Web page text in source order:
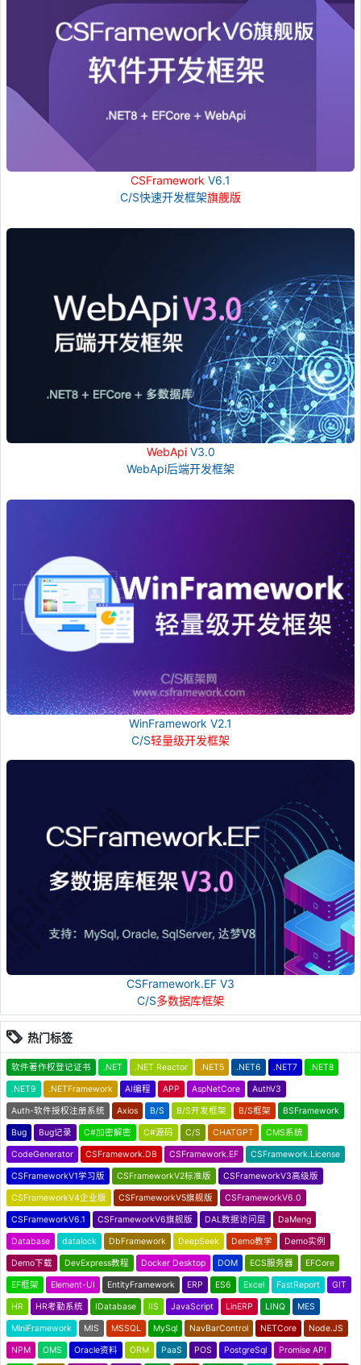
CSFramework V6.1
C/S快速开发框架旗舰版
WebApiV3.0
WebApi后端开发框架
WinFramework V2.1
C/S轻量级开发框架
CSFramework.EF V3
C/S多数据库框架
热门标签
软件著作权登记证书 .NET .NET Reactor .NET5 .NET6 .NET7 .NET8
.NET9 .NETFramework AI编程 APP AspNetCore AuthV3
Auth-软件授权注册系统 Axios B/S B/S开发框架 B/S框架 BSFramework
Bug Bug记录 C#加密解密 C#源码 C/S CHATGPT CMS系统
CodeGenerator CSFramework.DB CSFramework.EF CSFramework.License
CSFrameworkV1学习版 CSFrameworkV2标准版 CSFrameworkV3高级版
CSFrameworkV4企业版 CSFrameworkV5旗舰版 CSFrameworkV6.0
CSFrameworkV6.1 CSFrameworkV6旗舰版 DAL数据访问层 DaMeng
Database datalock DbFramework DeepSeek Demo教学 Demo实例
Demo下载 DevExpress教程 Docker Desktop DOM ECS服务器 EFCore
EF框架 Element-UI EntityFramework ERP ES6 Excel FastReport GIT
HR HR考勤系统 IDatabase IIS JavaScript LinERP LINQ MES
MiniFramework MIS MSSQL MySql NavBarControl NETCore Node.JS
NPM OMS Oracle资料 ORM PaaS POS PostgreSql Promise API